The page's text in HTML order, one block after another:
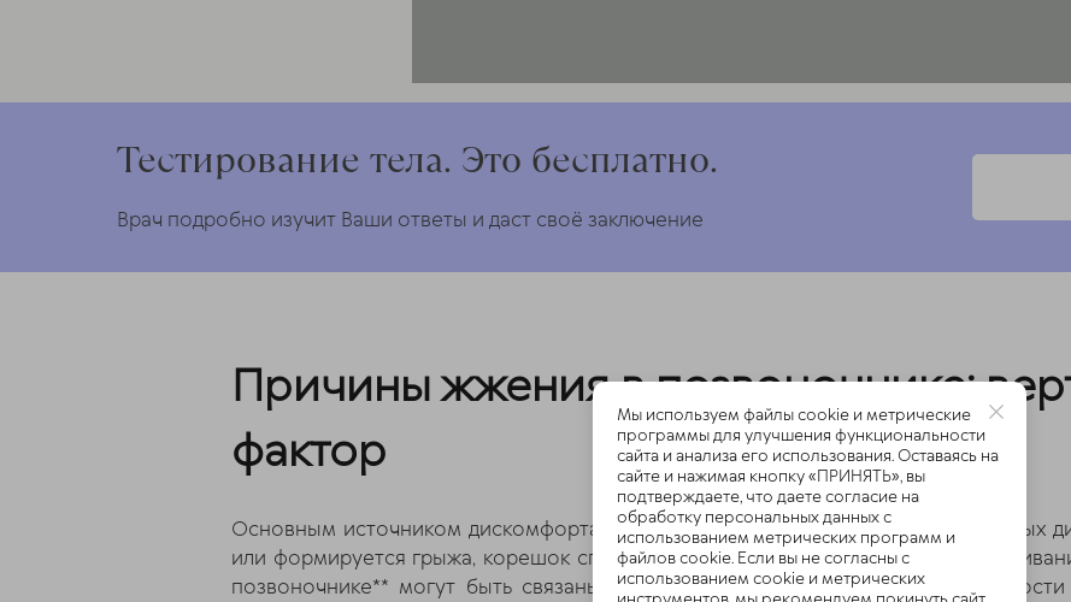
Тестирование тела. Это бесплатно.
Врач подробно изучит Ваши ответы и даст своё заключение
Причины жжения в позвоночнике:
фактор
Основным источником дискомфорта часто является патология межпозвоночных
или формируется грыжа, корешок спинномозгового нерва подвергается
позвоночнике** могут быть связаны не только с механическим давлением
Мы используем файлы cookie и метрические
программы для улучшения функциональности
сайта и анализа его использования. Оставаясь на
сайте и нажимая кнопку «ПРИНЯТЬ», вы
подтверждаете, что даете согласие на
обработку персональных данных с
использованием метрических программ и
файлов cookie. Если вы не согласны с
использованием cookie и метрических